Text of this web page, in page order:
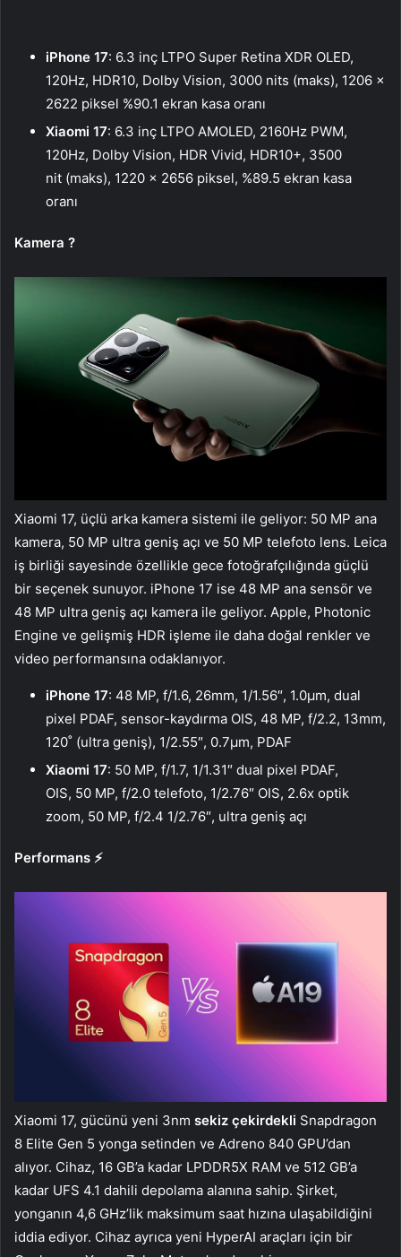
iPhone 17: 6.3 inç LTPO Super Retina XDR OLED,
120Hz, HDR10, Dolby Vision, 3000 nits (maks), 1206 x
2622 piksel %90.1 ekran kasa oranı
Xiaomi 17: 6.3 inç LTPO AMOLED, 2160Hz PWM,
120Hz, Dolby Vision, HDR Vivid, HDR10+, 3500
nit (maks), 1220 x 2656 piksel, %89.5 ekran kasa
oranı
Kamera ?
Xiaomi 17, üçlü arka kamera sistemi ile geliyor: 50 MP ana
kamera, 50 MP ultra geniş açı ve 50 MP telefoto lens. Leica
iş birliği sayesinde özellikle gece fotoğrafçılığında güçlü
bir seçenek sunuyor. iPhone 17 ise 48 MP ana sensör ve
48 MP ultra geniş açı kamera ile geliyor. Apple, Photonic
Engine ve gelişmiş HDR işleme ile daha doğal renkler ve
video performansına odaklanıyor.
iPhone 17: 48 MP, f/1.6, 26mm, 1/1.56″, 1.0µm, dual
pixel PDAF, sensor-kaydırma OIS, 48 MP, f/2.2, 13mm,
120˚ (ultra geniş), 1/2.55″, 0.7µm, PDAF
Xiaomi 17: 50 MP, f/1.7, 1/1.31″ dual pixel PDAF,
OIS, 50 MP, f/2.0 telefoto, 1/2.76″ OIS, 2.6x optik
zoom, 50 MP, f/2.4 1/2.76″, ultra geniş açı
Performans ⚡
Xiaomi 17, gücünü yeni 3nm sekiz çekirdekli Snapdragon
8 Elite Gen 5 yonga setinden ve Adreno 840 GPU’dan
alıyor. Cihaz, 16 GB’a kadar LPDDR5X RAM ve 512 GB’a
kadar UFS 4.1 dahili depolama alanına sahip. Şirket,
yonganın 4,6 GHz’lik maksimum saat hızına ulaşabildiğini
iddia ediyor. Cihaz ayrıca yeni HyperAI araçları için bir